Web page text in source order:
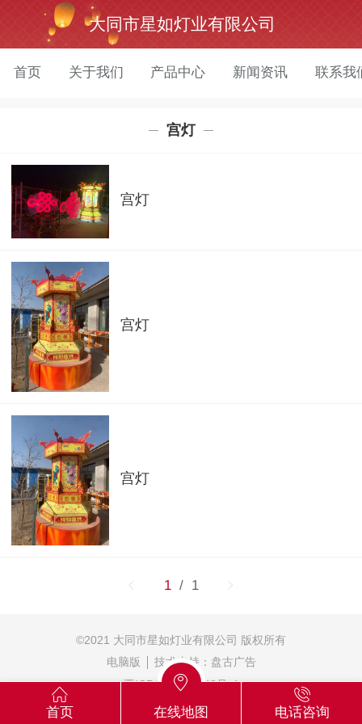
大同市星如灯业有限公司
首页 关于我们 产品中心 新闻资讯 联系我
宫灯
宫灯
宫灯
宫灯
1 / 1
©2021 大同市星如灯业有限公司 版权所有
电脑版
技术支持： 盘古广告
晋ICP备16011243号-4
首页 在线地图 电话咨询